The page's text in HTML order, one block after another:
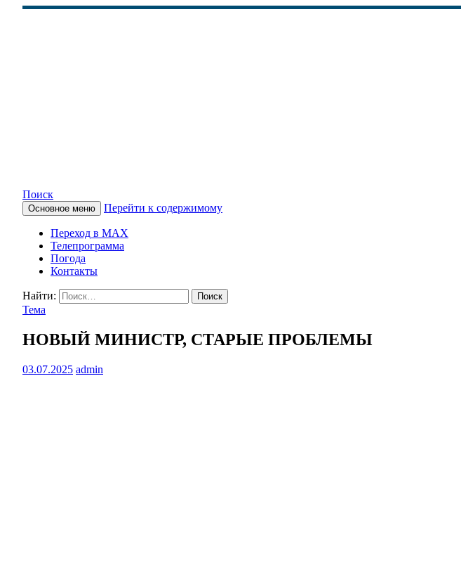
КАМЧАТСКОЕ ИНФОРМАЦИОННОЕ
Поиск
Основное меню Перейти к содержимому
Переход в MAX
Телепрограмма
Погода
Контакты
Найти:
Тема
НОВЫЙ МИНИСТР, СТАРЫЕ ПРОБЛЕМЫ
03.07.2025 admin